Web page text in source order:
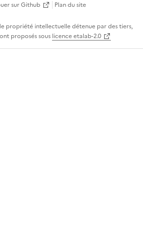
sur Github Plan du site
propriété intellectuelle détenue par des tiers,
proposés sous licence etalab-2.0